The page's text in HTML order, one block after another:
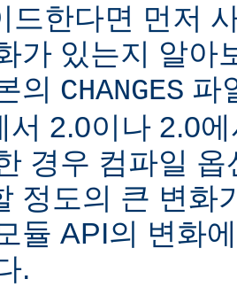
드한다면 먼저
가 있는지 알아
의 CHANGES 파
서 2.0이나 2.0
경우 컴파일
정도의 큰 변화
듈 API의 변화
.